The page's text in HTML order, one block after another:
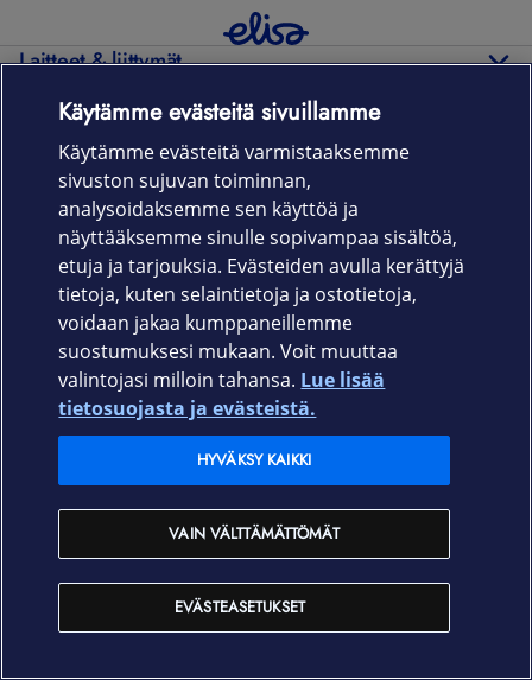
Laitteet & liittymät
Palvelut
Ajankohtaista
Elisa Oyj
In English
SopimusehdotTietosuojaSaavutettavuusEvästeasetukset
Käytämme evästeitä sivuillamme
Käytämme evästeitä varmistaaksemme
sivuston sujuvan toiminnan,
analysoidaksemme sen käyttöä ja
näyttääksemme sinulle sopivampaa sisältöä,
etuja ja tarjouksia. Evästeiden avulla kerättyjä
tietoja, kuten selaintietoja ja ostotietoja,
voidaan jakaa kumppaneillemme
suostumuksesi mukaan. Voit muuttaa
valintojasi milloin tahansa. Lue lisää
tietosuojasta ja evästeistä.
EVÄSTEASETUKSET
VAIN VÄLTTÄMÄTTÖMÄT
HYVÄKSY KAIKKI